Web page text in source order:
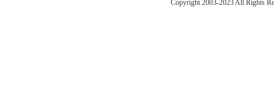
Copyright 2003-2023 All Rights